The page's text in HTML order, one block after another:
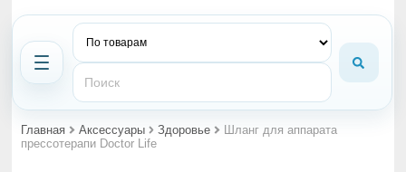
Главная Аксессуары Здоровье
Шланг для аппарата
прессотерапи Doctor Life